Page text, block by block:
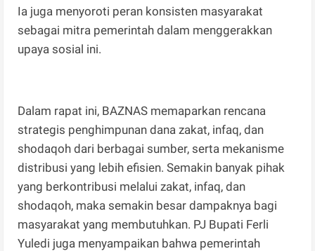
Ia juga menyoroti peran konsisten masyarakat
sebagai mitra pemerintah dalam menggerakkan
upaya sosial ini.
Dalam rapat ini, BAZNAS memaparkan rencana
strategis penghimpunan dana zakat, infaq, dan
shodaqoh dari berbagai sumber, serta mekanisme
distribusi yang lebih efisien. Semakin banyak pihak
yang berkontribusi melalui zakat, infaq, dan
shodaqoh, maka semakin besar dampaknya bagi
masyarakat yang membutuhkan. PJ Bupati Ferli
Yuledi juga menyampaikan bahwa pemerintah